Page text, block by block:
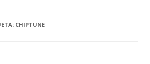
CHIPTUNE